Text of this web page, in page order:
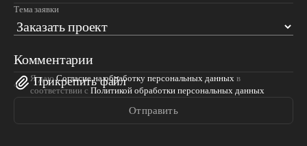
Тема заявки
Комментарии
Прикрепить файл
Отправить
Я даюСогласие на обработку персональных данных в
соответствии с Политикой обработки персональных данных